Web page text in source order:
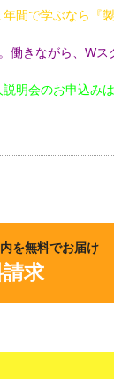
間で学ぶなら『
働きながら、Wス
明会のお申込み
を無料でお届け
求